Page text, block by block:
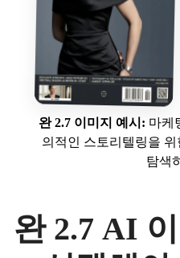
프롬프트 복사
완 2.7 이미지 예시: 마케
의적인 스토리텔링을
탐색
완 2.7 AI